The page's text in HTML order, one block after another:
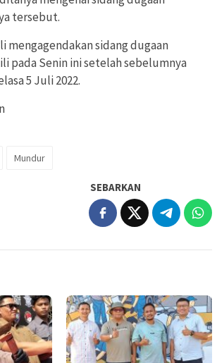
tersebut.
mengagendakan sidang dugaan
pada Senin ini setelah sebelumnya
5 Juli 2022.
Mundur
SEBARKAN